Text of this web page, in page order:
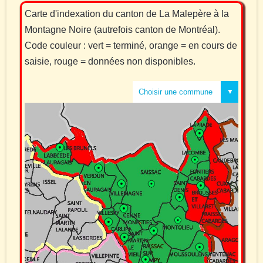
Carte d'indexation du canton de La Malepère à la
Montagne Noire (autrefois canton de Montréal).
Code couleur : vert = terminé, orange = en cours de
saisie, rouge = données non disponibles.
Choisir une commune
Alzonne
Arzens
Carlipa
Caux et Sauzens
Cenne Monesties
Fonties Cabardes
Labecede Lauragais
Lacombe
Laprade
Montolieu
Montréal
Moussoulens
Pezens
Raissac / Lampy
Saint Denis
Sainte Eulalie
Saissac
St Martin le Viel
Verdun en Lauragais
Villemagne
Villesequelande
Villespy